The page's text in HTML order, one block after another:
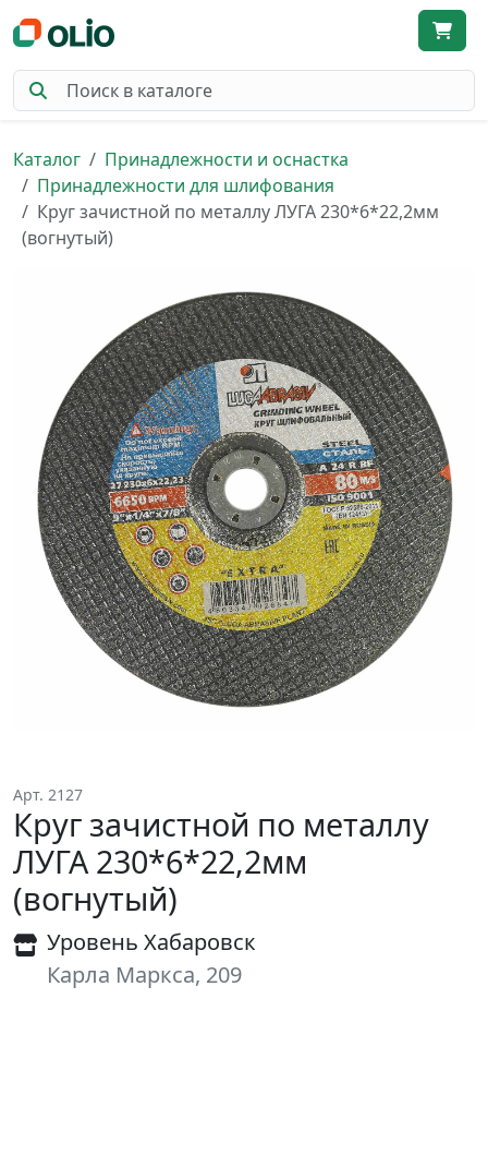
Каталог
Принадлежности и оснастка
Принадлежности для шлифования
Круг зачистной по металлу ЛУГА 230*6*22,2мм
(вогнутый)
Арт. 2127
Круг зачистной по металлу
ЛУГА 230*6*22,2мм
(вогнутый)
Уровень Хабаровск
Карла Маркса, 209